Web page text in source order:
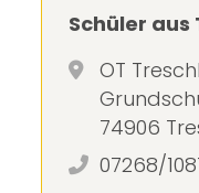
Schüler
OT
74906
07268/